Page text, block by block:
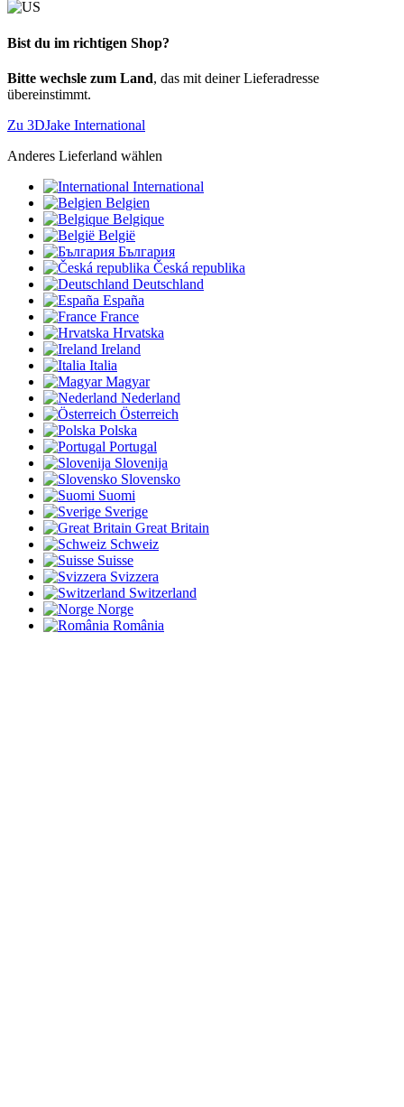
Bist du im richtigen Shop?
Bitte wechsle zum Land, das mit deiner Lieferadresse
übereinstimmt.
Zu 3DJake International
Anderes Lieferland wählen
International
Belgien
Belgique
België
България
Česká republika
Deutschland
España
France
Hrvatska
Ireland
Italia
Magyar
Nederland
Österreich
Polska
Portugal
Slovenija
Slovensko
Suomi
Sverige
Great Britain
Schweiz
Suisse
Svizzera
Switzerland
Norge
România